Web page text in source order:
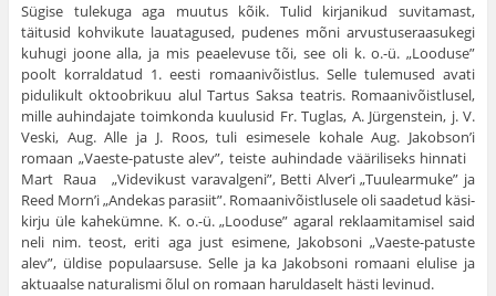
Sügise tulekuga aga muutus kõik. Tulid kirjanikud suvitamast,
täitusid kohvikute lauatagused, pudenes mõni arvustuseraasukegi
kuhugi joone alla, ja mis peaelevuse tõi, see oli k. o.-ü. „Looduse”
poolt korraldatud 1. eesti romaanivõistlus. Selle tulemused avati
pidulikult oktoobri­kuu alul Tartus Saksa teatris. Romaanivõistlusel,
mille auhindajate toimkonda kuulusid Fr. Tuglas, A. Jürgenstein, j. V.
Veski, Aug. Alle ja J. Roos, tuli esimesele kohale Aug. Jakobson’i
romaan „Vaeste-patuste alev”, teiste auhindade vääriliseks hinnati
Mart Raua „Videvikust varavalgeni”, Betti Alver’i „Tuulearmuke” ja
Reed Morn’i „Andekas parasiit”. Romaanivõistlusele oli saadetud käsi­
kirju üle kahekümne. K. o.-ü. „Looduse” agaral reklaamitamisel said
neli nim. teost, eriti aga just esimene, Jakob­soni „Vaeste-patuste
alev”, üldise populaarsuse. Selle ja ka Jakobsoni romaani elulise ja
aktuaalse naturalismi õlul on romaan haruldaselt hästi levinud.